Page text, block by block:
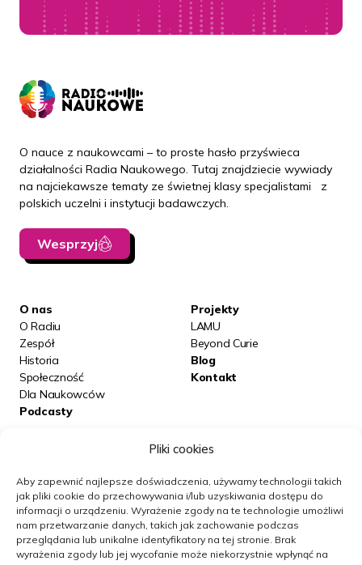
Pliki cookies
Aby zapewnić najlepsze doświadczenia, używamy technologii takich
jak pliki cookie do przechowywania i/lub uzyskiwania dostępu do
informacji o urządzeniu. Wyrażenie zgody na te technologie umożliwi
nam przetwarzanie danych, takich jak zachowanie podczas
przeglądania lub unikalne identyfikatory na tej stronie. Brak
wyrażenia zgody lub jej wycofanie może niekorzystnie wpłynąć na
O nauce z naukowcami – to proste hasło przyświeca
działalności Radia Naukowego. Tutaj znajdziecie wywiady
na najciekawsze tematy ze świetnej klasy specjalistami z
polskich uczelni i instytucji badawczych.
Wesprzyj
O nas
O Radiu
Zespół
Historia
Społeczność
Dla Naukowców
Podcasty
Projekty
LAMU
Beyond Curie
Blog
Kontakt
Obserwuj nas